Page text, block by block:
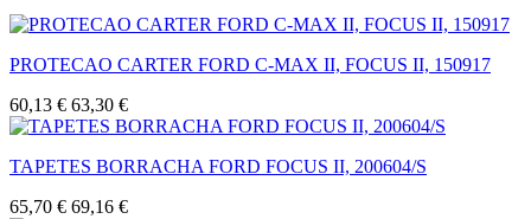
PROTECAO CARTER FORD C-MAX II, FOCUS II, 150917
60,13 € 63,30 €
TAPETES BORRACHA FORD FOCUS II, 200604/S
65,70 € 69,16 €